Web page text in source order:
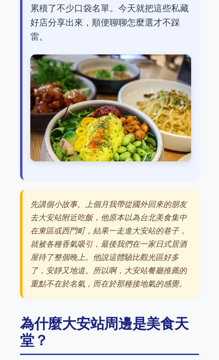
累積了不少口袋名單。今天就把這些私藏
好店分享出來，順便聊聊怎麼選才不踩
雷。
先講個小故事。上個月我帶從國外回來的朋友
去大安站附近吃飯，他原本以為台北美食集中
在東區或西門町，結果一走進大安站的巷子，
就被各種香氣吸引，最後我們在一家日式居酒
屋待了整個晚上。他說這體驗比觀光區好多
了，安靜又地道。所以啊，大安站餐廳推薦的
重點不在於名氣，而在於那種接地氣的感覺。
為什麼大安站周邊是美食天
堂？